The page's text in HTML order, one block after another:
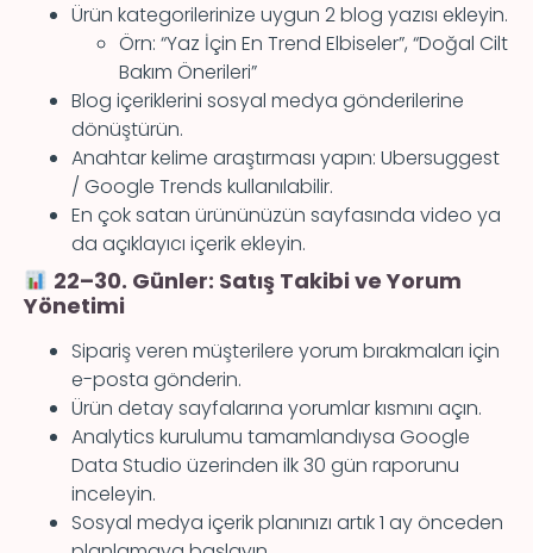
Ürün kategorilerinize uygun 2 blog yazısı ekleyin.
Örn: “Yaz İçin En Trend Elbiseler”, “Doğal Cilt
Bakım Önerileri”
Blog içeriklerini sosyal medya gönderilerine
dönüştürün.
Anahtar kelime araştırması yapın: Ubersuggest
/ Google Trends kullanılabilir.
En çok satan ürününüzün sayfasında video ya
da açıklayıcı içerik ekleyin.
22–30. Günler: Satış Takibi ve Yorum
Yönetimi
Sipariş veren müşterilere yorum bırakmaları için
e-posta gönderin.
Ürün detay sayfalarına yorumlar kısmını açın.
Analytics kurulumu tamamlandıysa Google
Data Studio üzerinden ilk 30 gün raporunu
inceleyin.
Sosyal medya içerik planınızı artık 1 ay önceden